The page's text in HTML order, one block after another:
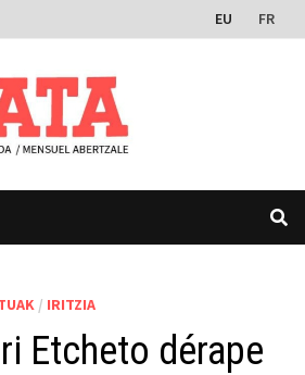
EU FR
/ IRITZIA
Etcheto dérape